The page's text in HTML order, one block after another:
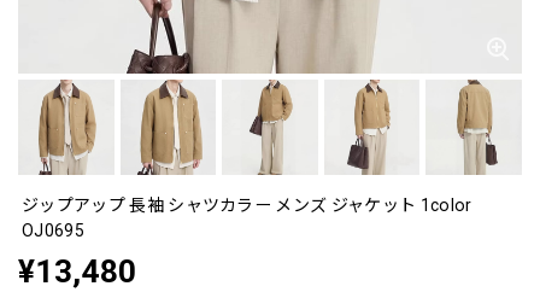
ジップアップ 長袖 シャツカラー メンズ ジャケット 1color
OJ0695
¥13,480